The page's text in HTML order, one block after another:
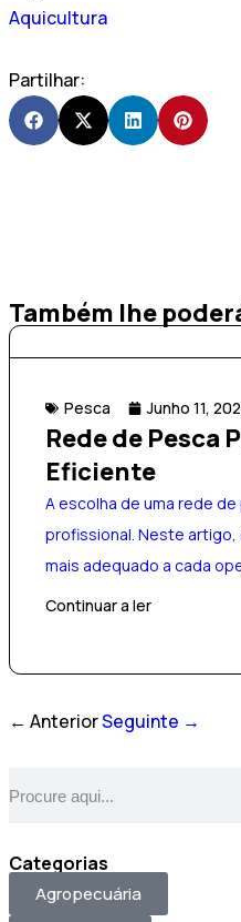
Aquicultura
Partilhar:
Também lhe
Pesca Junho 11,
Rede de Pesca
Eficiente
A escolha de uma rede
profissional. Neste artigo,
mais adequado a cada
Continuar a ler
← AnteriorSeguinte →
Categorias
Agropecuária